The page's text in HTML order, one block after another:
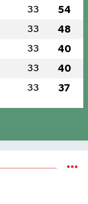
33 54
33 48
33 40
33 40
33 37